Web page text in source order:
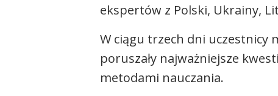
ekspertów z Polski, Ukrainy,
W ciągu trzech dni uczestnicy
poruszały najważniejsze
metodami nauczania.